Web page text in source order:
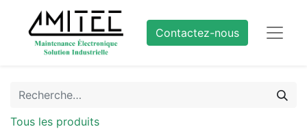
Contactez-nous
Tous les produits